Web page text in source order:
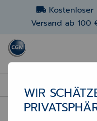
Kostenloser
Versand ab 100
WIR